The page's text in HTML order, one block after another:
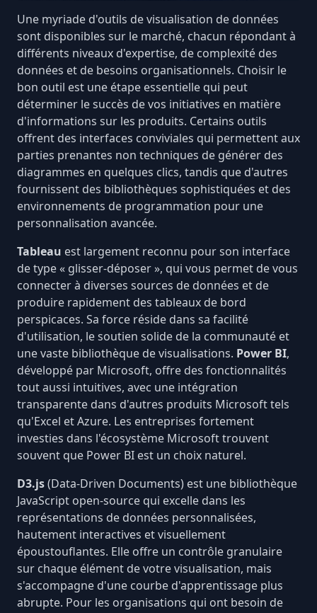
Une myriade d'outils de visualisation de données
sont disponibles sur le marché, chacun répondant à
différents niveaux d'expertise, de complexité des
données et de besoins organisationnels. Choisir le
bon outil est une étape essentielle qui peut
déterminer le succès de vos initiatives en matière
d'informations sur les produits. Certains outils
offrent des interfaces conviviales qui permettent aux
parties prenantes non techniques de générer des
diagrammes en quelques clics, tandis que d'autres
fournissent des bibliothèques sophistiquées et des
environnements de programmation pour une
personnalisation avancée.
Tableau est largement reconnu pour son interface
de type « glisser-déposer », qui vous permet de vous
connecter à diverses sources de données et de
produire rapidement des tableaux de bord
perspicaces. Sa force réside dans sa facilité
d'utilisation, le soutien solide de la communauté et
une vaste bibliothèque de visualisations. Power BI,
développé par Microsoft, offre des fonctionnalités
tout aussi intuitives, avec une intégration
transparente dans d'autres produits Microsoft tels
qu'Excel et Azure. Les entreprises fortement
investies dans l'écosystème Microsoft trouvent
souvent que Power BI est un choix naturel.
D3.js(Data-Driven Documents) est une bibliothèque
JavaScript open-source qui excelle dans les
représentations de données personnalisées,
hautement interactives et visuellement
époustouflantes. Elle offre un contrôle granulaire
sur chaque élément de votre visualisation, mais
s'accompagne d'une courbe d'apprentissage plus
abrupte. Pour les organisations qui ont besoin de